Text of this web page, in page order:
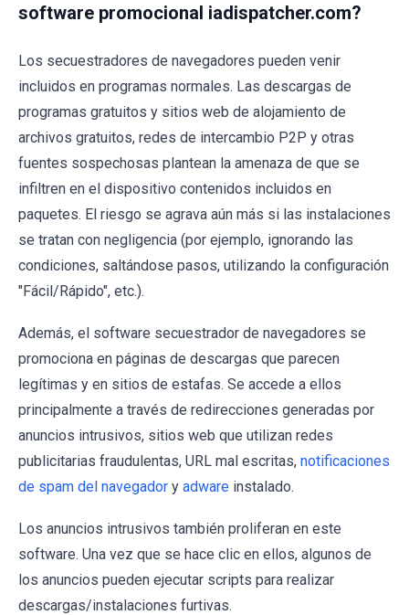
software promocional iadispatcher.com?
Los secuestradores de navegadores pueden venir
incluidos en programas normales. Las descargas de
programas gratuitos y sitios web de alojamiento de
archivos gratuitos, redes de intercambio P2P y otras
fuentes sospechosas plantean la amenaza de que se
infiltren en el dispositivo contenidos incluidos en
paquetes. El riesgo se agrava aún más si las instalaciones
se tratan con negligencia (por ejemplo, ignorando las
condiciones, saltándose pasos, utilizando la configuración
"Fácil/Rápido", etc.).
Además, el software secuestrador de navegadores se
promociona en páginas de descargas que parecen
legítimas y en sitios de estafas. Se accede a ellos
principalmente a través de redirecciones generadas por
anuncios intrusivos, sitios web que utilizan redes
publicitarias fraudulentas, URL mal escritas, notificaciones
de spam del navegador y adware instalado.
Los anuncios intrusivos también proliferan en este
software. Una vez que se hace clic en ellos, algunos de
los anuncios pueden ejecutar scripts para realizar
descargas/instalaciones furtivas.